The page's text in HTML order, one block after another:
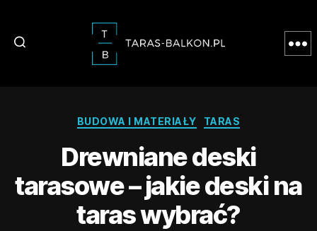
Kategorie
BUDOWA I MATERIAŁY TARAS
Drewniane deski
tarasowe – jakie deski na
taras wybrać?